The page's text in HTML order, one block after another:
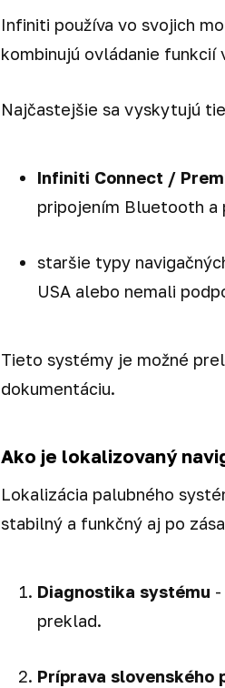
Infiniti používa vo svojich
kombinujú ovládanie funkcií
Najčastejšie sa vyskytujú
Infiniti Connect /
pripojením Bluetooth a
staršie typy
USA alebo nemali
Tieto systémy je možné
dokumentáciu.
Ako je lokalizovaný
Lokalizácia palubného
stabilný a funkčný aj po
Diagnostika systému
preklad.
Príprava slovenského